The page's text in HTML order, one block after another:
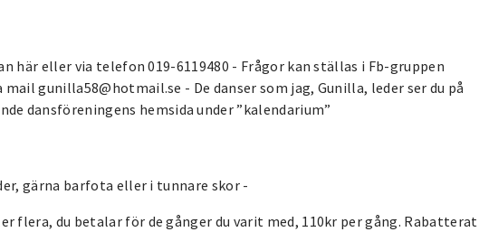
här eller via telefon 019-6119480 - Frågor kan ställas i Fb-gruppen
gunilla58@hotmail.se - De danser som jag, Gunilla, leder ser du på
dansföreningens hemsida under ”kalendarium”
gärna barfota eller i tunnare skor -
flera, du betalar för de gånger du varit med, 110kr per gång. Rabatterat